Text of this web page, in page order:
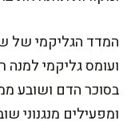
ועומס גליקמי למנה
בסוכר הדם ושובע
ומפעילים מנגנוני